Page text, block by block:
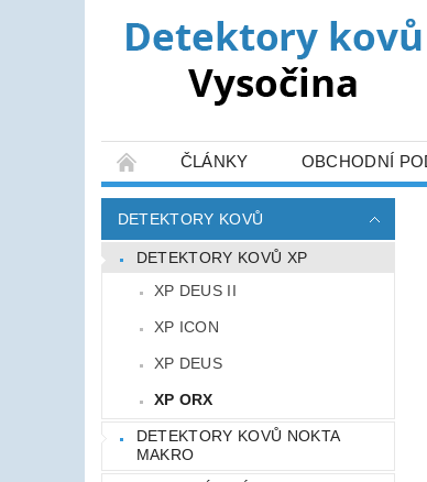
ČLÁNKY OBCHODNÍ
DETEKTORY KOVŮ
DETEKTORY KOVŮ XP
XP DEUS II
XP ICON
XP DEUS
XP ORX
DETEKTORY KOVŮ NOKTA
MAKRO